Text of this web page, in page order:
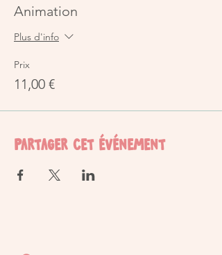
Animation
Plus d'info
Prix
11,00 €
Partager cet événement